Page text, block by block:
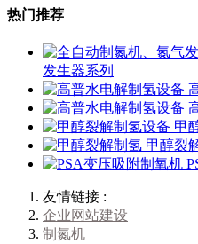
热门推荐
发生器系列
甲
甲醇裂
友情链接 :
企业网站建设
制氮机